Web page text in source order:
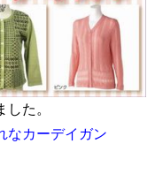
た。
なカーデイガン